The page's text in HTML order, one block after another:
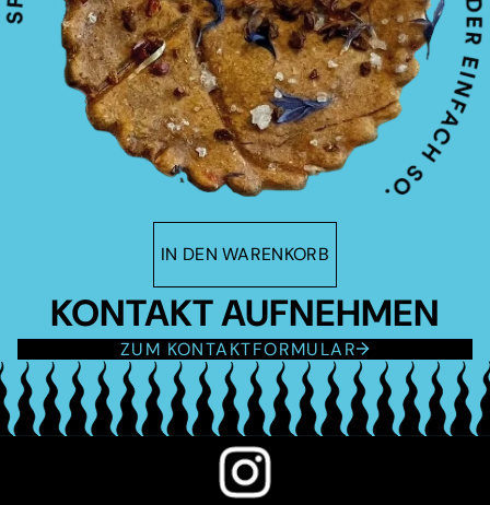
IN DEN WARENKORB
KONTAKT AUFNEHMEN
ZUM KONTAKTFORMULAR